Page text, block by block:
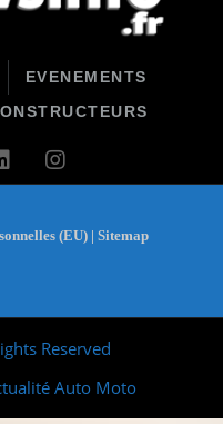
EVENEMENTS
(EU) | Sitemap
Reserved
Auto Moto